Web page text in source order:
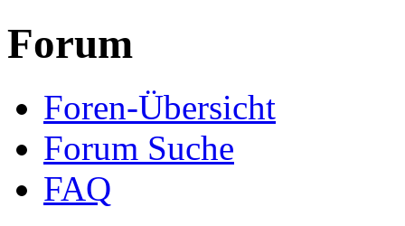
Forum
Foren-Übersicht
Forum Suche
FAQ